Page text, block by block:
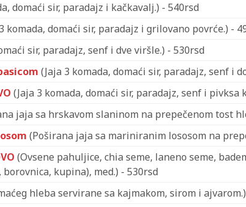
domaći sir, paradajz i kačkavalj.) - 540rsd
komada, domaći sir, paradajz i grilovano povrće.) -
sir, paradajz, senf i dve viršle.) - 530rsd
(Jaja 3 komada, domaći sir, paradajz, senf i
(Jaja 3 komada, domaći sir, paradajz, senf i pivksa
jaja sa hrskavom slaninom na prepečenom tost
(Poširana jaja sa mariniranim lososom na
(Ovsene pahuljice, chia seme, laneno seme,
kupina), med.) - 530rsd
hleba servirane sa kajmakom, sirom i